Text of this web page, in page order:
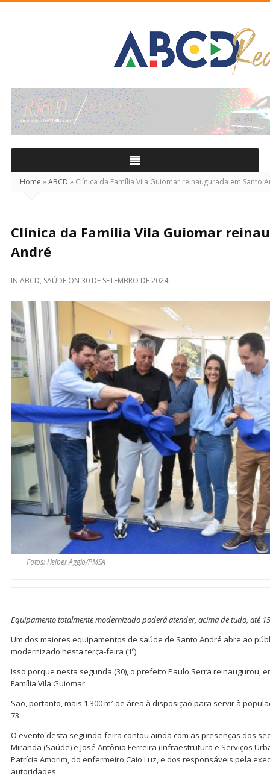
Real
Home »ABCD » Clínica da Família Vila Guiomar reinaugurada em Santo
Clínica da Família Vila Guiomar
André
IN ABCD, SAÚDE ON 30 DE SETEMBRO DE 2024
Fotos: Helber Aggio/PMSA
Equipamento totalmente modernizado poderá atender, acima de tudo, até
Um dos maiores equipamentos de saúde de Santo André abre ao
modernizado nesta terça-feira (1º).
Isso porque nesta segunda (30), o prefeito Paulo Serra reinaugurou,
Família Vila Guiomar.
São, portanto, mais 1.300 m² de área à disposição para servir à
73.
O evento desta segunda-feira contou ainda com as presenças dos
Miranda (Saúde) e José Antônio Ferreira (Infraestrutura e Serviços
Patrícia Amorim, do enfermeiro Caio Luz, e dos responsáveis pela
autoridades.